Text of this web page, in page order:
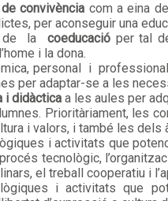
convivència com a eina
per aconseguir una
de la coeducacióper tal
i la dona.
personal i professional
per adaptar-se a les
i didàcticaa les aules per
Prioritàriament, les
i valors, i també les
i activitats que
tecnològic,
el treball cooperatiu i
i activitats que